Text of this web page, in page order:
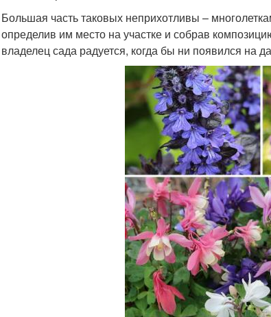
Большая часть таковых неприхотливы –
определив им место на участке и собрав
владелец сада радуется, когда бы ни появился на